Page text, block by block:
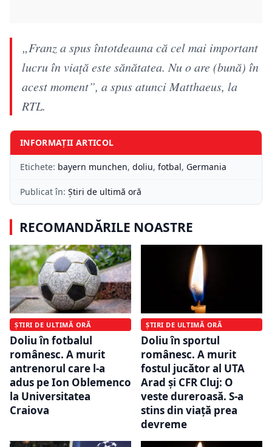
„Franz a spus întotdeauna că cel mai important
lucru în viaţă este sănătatea. Nu o are (bună) în
acest moment”, a spus atunci Matthaeus, la
RTL.
INFORMAȚII ARTICOL
Etichete: bayern munchen, doliu, fotbal, Germania
Publicat în: Știri de ultimă oră
RECOMANDĂRILE NOASTRE
ȘTIRI DE ULTIMĂ ORĂ
Doliu în fotbalul
românesc. A murit
antrenorul care l-a
adus pe Ion Oblemenco
la Universitatea
Craiova
ȘTIRI DE ULTIMĂ ORĂ
Doliu în sportul
românesc. A murit
fostul jucător al UTA
Arad și CFR Cluj: O
veste dureroasă. S-a
stins din viață prea
devreme